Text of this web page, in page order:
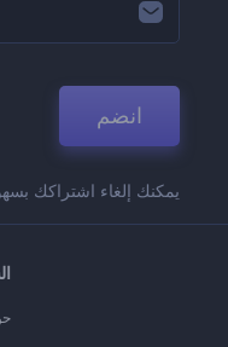
انضم
يمكنك إلغاء اشتراكك